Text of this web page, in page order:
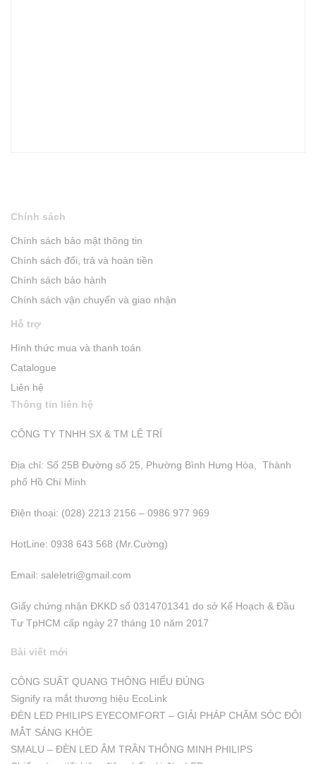
Chính sách
Chính sách bảo mật thông tin
Chính sách đổi, trả và hoàn tiền
Chính sách bảo hành
Chính sách vận chuyển và giao nhận
Hỗ trợ
Hình thức mua và thanh toán
Catalogue
Liên hệ
Thông tin liên hệ
CÔNG TY TNHH SX & TM LÊ TRÍ
Địa chỉ: Số 25B Đường số 25, Phường Bình Hưng Hòa, Thành
phố Hồ Chí Minh
Điện thoại: (028) 2213 2156 – 0986 977 969
HotLine: 0938 643 568 (Mr.Cường)
Email: saleletri@gmail.com
Giấy chứng nhận ĐKKD số 0314701341 do sở Kể Hoạch & Đầu
Tư TpHCM cấp ngày 27 tháng 10 năm 2017
Bài viết mới
CÔNG SUẤT QUANG THÔNG HIỂU ĐÚNG
Signify ra mắt thương hiệu EcoLink
ĐÈN LED PHILIPS EYECOMFORT – GIẢI PHÁP CHĂM SÓC ĐÔI
MẮT SÁNG KHỎE
SMALU – ĐÈN LED ÂM TRẦN THÔNG MINH PHILIPS